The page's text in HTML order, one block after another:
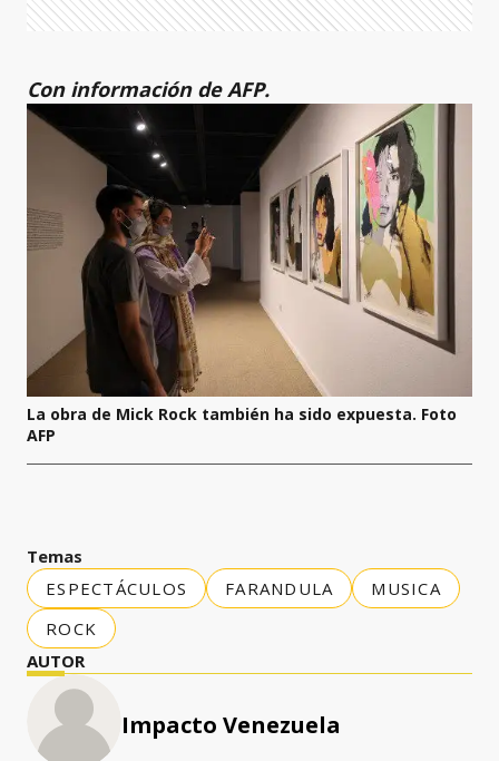
Con información de AFP.
La obra de Mick Rock también ha sido expuesta. Foto
AFP
Temas
ESPECTÁCULOS
FARANDULA
MUSICA
ROCK
AUTOR
Impacto Venezuela